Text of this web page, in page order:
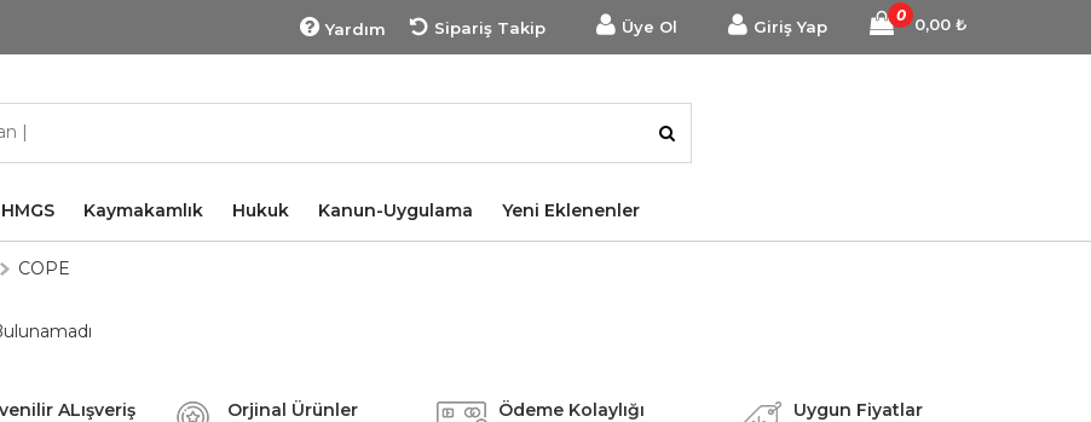
Yardım Sipariş Takip Üye Ol Giriş Yap 0,00 ₺
0
HMGS Kaymakamlık Hukuk Kanun-Uygulama Yeni Eklenenler
COPE
ALışveriş Orjinal Ürünler Ödeme Kolaylığı Uygun Fiyatlar